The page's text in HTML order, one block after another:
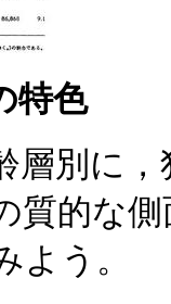
特色
別に，
質的な
よう。